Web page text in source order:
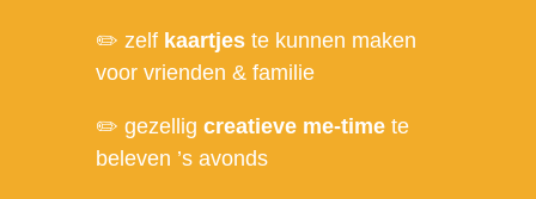
✏️ zelf kaartjes te kunnen maken
voor vrienden & familie
✏️ gezellig creatieve me-time te
beleven ’s avonds